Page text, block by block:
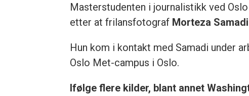
Masterstudenten i journalistikk ved
etter at frilansfotograf Morteza Samadi
Hun kom i kontakt med Samadi under
Oslo Met-campus i Oslo.
Ifølge flere kilder, blant annet